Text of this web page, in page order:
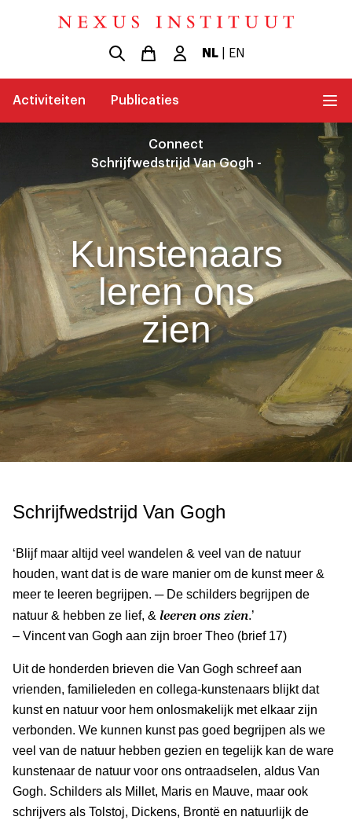
NL| EN
Activiteiten Publicaties
Connect
Schrijfwedstrijd Van Gogh -
Kunstenaars
leren ons
zien
Schrijfwedstrijd Van Gogh
‘Blijf maar altijd veel wandelen & veel van de natuur
houden, want dat is de ware manier om de kunst meer &
meer te leeren begrijpen. ─ De schilders begrijpen de
natuur & hebben ze lief, & leeren ons zien.’
– Vincent van Gogh aan zijn broer Theo (brief 17)
Uit de honderden brieven die Van Gogh schreef aan
vrienden, familieleden en collega-kunstenaars blijkt dat
kunst en natuur voor hem onlosmakelijk met elkaar zijn
verbonden. We kunnen kunst pas goed begrijpen als we
veel van de natuur hebben gezien en tegelijk kan de ware
kunstenaar de natuur voor ons ontraadselen, aldus Van
Gogh. Schilders als Millet, Maris en Mauve, maar ook
schrijvers als Tolstoj, Dickens, Brontë en natuurlijk de